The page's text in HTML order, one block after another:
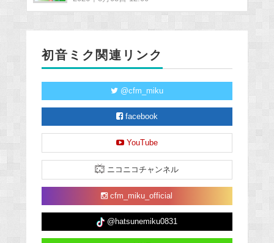
初音ミク関連リンク
@cfm_miku
facebook
YouTube
ニコニコチャンネル
cfm_miku_official
@hatsunemiku0831